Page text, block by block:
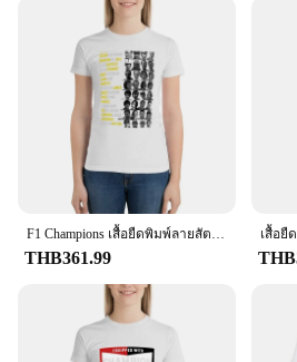
rigorous workout session. The
fabric means that this tee will
your wardrobe for years to
tear with ease.
**Versatile Style for Every
The Classic Champion Tshirt is
statement of style. Its timeless
color options make it a
wardrobe. Whether you're
a jacket or wear it on its own,
seamlessly from casual outings
Its simple yet iconic design
fashion favorite, no matter the
**Adaptive and Accessible for
F1 Champions เสื้อยืดพิมพ์ลายสัตว์, เสื้อยืดแขนสั้น MODE Korea เสื้อยืดตะวันตกสำหรับผู้หญิง
THB361.99